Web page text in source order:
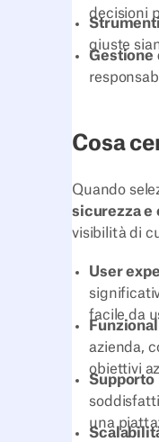
decisioni
giuste
Gestione
Cosa
Quando
sicurezza e
visibilità di
User
facile da
azienda,
obiettivi
Supporto
una